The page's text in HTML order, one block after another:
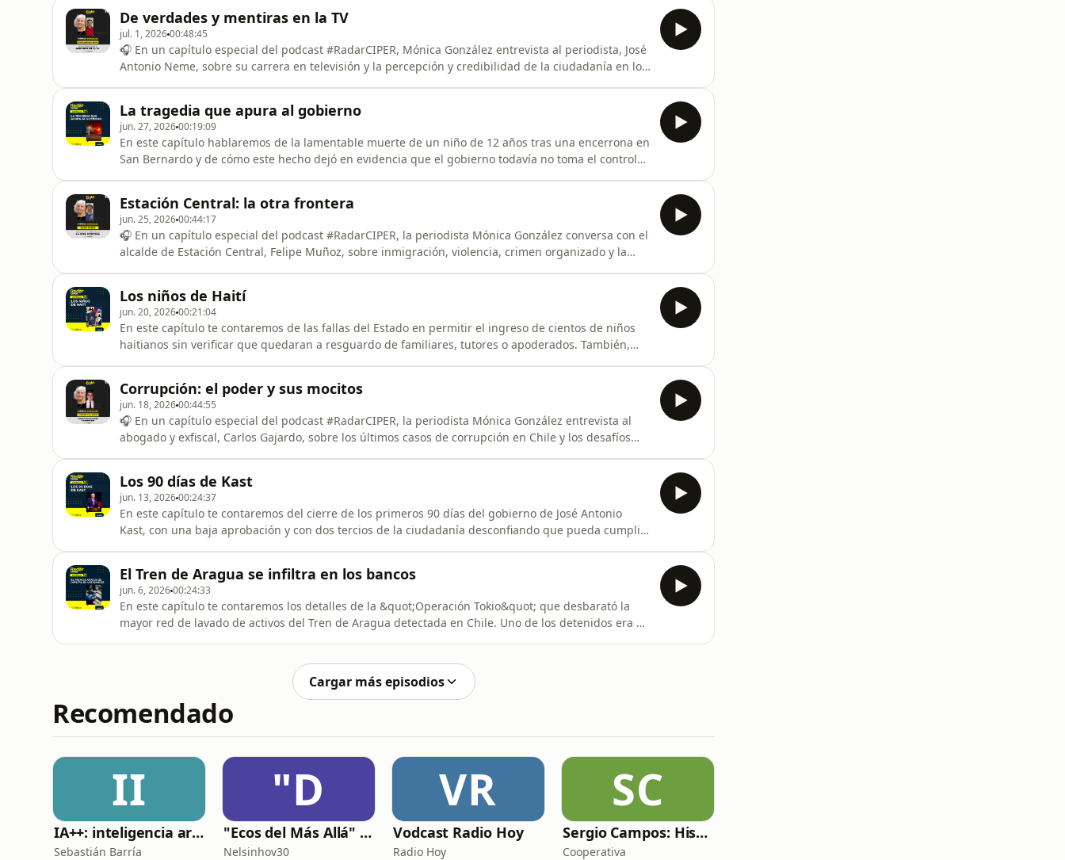
sobre la
De verdades y mentiras en la TV
jul. 1, 202600:48:45
🎧 En un capítulo especial del podcast #RadarCIPER, Mónica González entrevista al periodista, José
Antonio Neme, sobre su carrera en televisión y la percepción y credibilidad de la ciudadanía en los
La tragedia que apura al gobierno
jun. 27, 202600:19:09
En este capítulo hablaremos de la lamentable muerte de un niño de 12 años tras una encerrona en
San Bernardo y de cómo este hecho dejó en evidencia que el gobierno todavía no toma el control
Constitucional qu
Estación Central: la otra frontera
jun. 25, 202600:44:17
🎧 En un capítulo especial del podcast #RadarCIPER, la periodista Mónica González conversa con el
alcalde de Estación Central, Felipe Muñoz, sobre inmigración, violencia, crimen organizado y la
Los niños de Haití
jun. 20, 202600:21:04
En este capítulo te contaremos de las fallas del Estado en permitir el ingreso de cientos de niños
haitianos sin verificar que quedaran a resguardo de familiares, tutores o apoderados. También,
Central, y de los 56 j
Corrupción: el poder y sus mocitos
jun. 18, 202600:44:55
🎧 En un capítulo especial del podcast #RadarCIPER, la periodista Mónica González entrevista al
abogado y exfiscal, Carlos Gajardo, sobre los últimos casos de corrupción en Chile y los desafíos
Los 90 días de Kast
jun. 13, 202600:24:37
En este capítulo te contaremos del cierre de los primeros 90 días del gobierno de José Antonio
Kast, con una baja aprobación y con dos tercios de la ciudadanía desconfiando que pueda cumplir
Aragua, del cobro a los d
El Tren de Aragua se infiltra en los bancos
jun. 6, 202600:24:33
En este capítulo te contaremos los detalles de la &quot;Operación Tokio&quot; que desbarató la
mayor red de lavado de activos del Tren de Aragua detectada en Chile. Uno de los detenidos era un
Cargar más episodios
Recomendado
II
IA++: inteligencia artificial para programadores
Sebastián Barría
"D
"Ecos del Más Allá" Historias Paranormales de Chile, Latinoamérica y el mundo en 3 minutos
Nelsinhov30
VR
Vodcast Radio Hoy
Radio Hoy
SC
Sergio Campos: Historias de radio
Cooperativa